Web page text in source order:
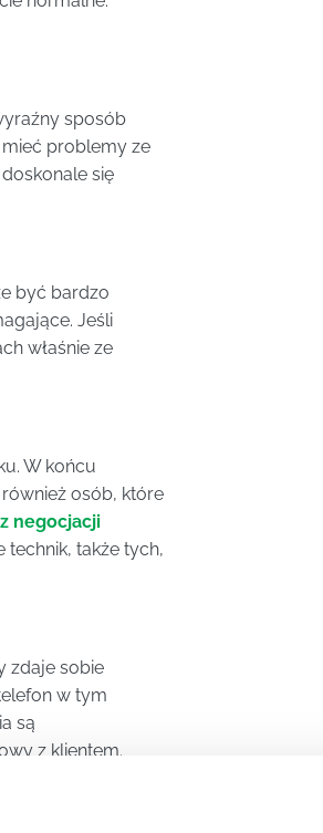
sposób
mieć problemy ze
się
być bardzo
Jeśli
właśnie ze
W końcu
osób, które
negocjacji
także tych,
zdaje sobie
w tym
są
z klientem.